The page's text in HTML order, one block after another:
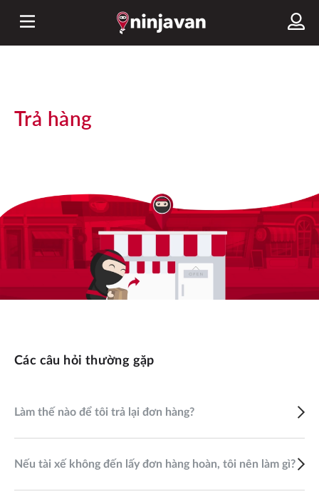
Trả hàng
Các câu hỏi thường gặp
Làm thế nào để tôi trả lại đơn hàng?
Nếu tài xế không đến lấy đơn hàng hoàn, tôi nên làm gì?